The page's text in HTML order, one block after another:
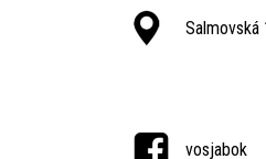
vosjabok